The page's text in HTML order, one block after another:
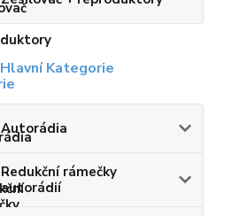
Hlavní Kategorie
Autorádia
Redukční rámečky
autorádií